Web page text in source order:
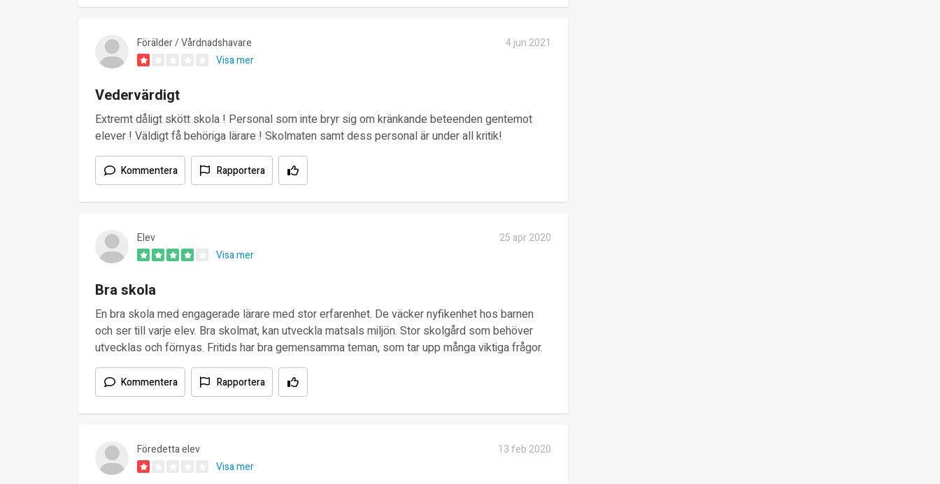
Förälder / Vårdnadshavare
4 jun 2021
Visa mer
Vedervärdigt
Extremt dåligt skött skola ! Personal som inte bryr sig om kränkande beteenden gentemot
elever ! Väldigt få behöriga lärare ! Skolmaten samt dess personal är under all kritik!
Kommentera Rapportera
Elev
25 apr 2020
Visa mer
Bra skola
En bra skola med engagerade lärare med stor erfarenhet. De väcker nyfikenhet hos barnen
och ser till varje elev. Bra skolmat, kan utveckla matsals miljön. Stor skolgård som behöver
utvecklas och förnyas. Fritids har bra gemensamma teman, som tar upp många viktiga frågor.
Kommentera Rapportera
Föredetta elev
13 feb 2020
Visa mer